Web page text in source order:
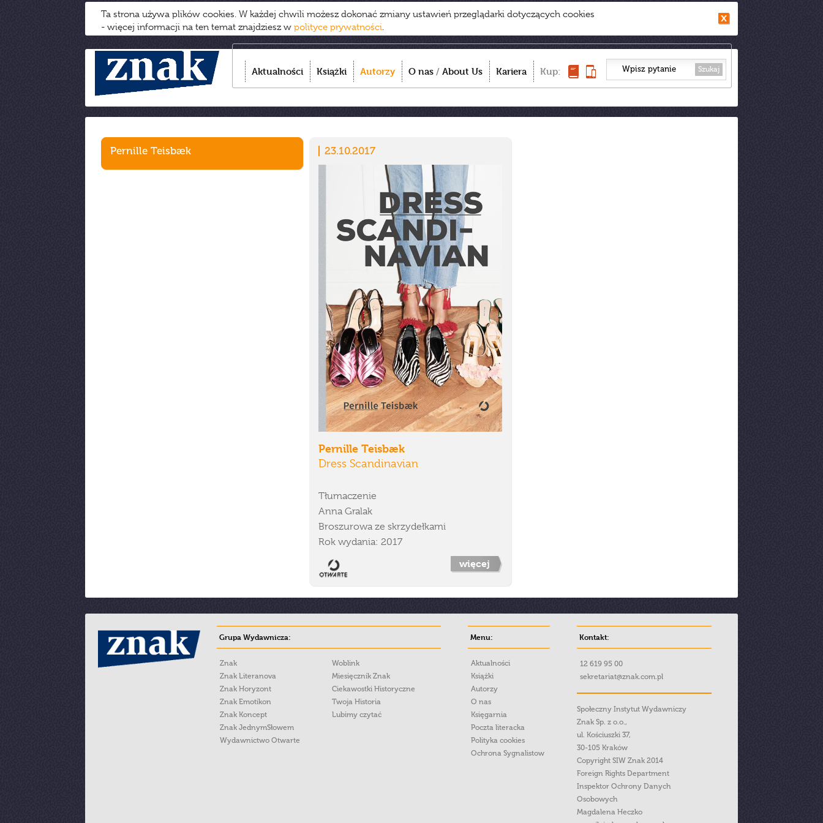
Ta strona używa plików cookies. W każdej chwili możesz dokonać zmiany ustawień przeglądarki dotyczących cookies
- więcej informacji na ten temat znajdziesz w polityce prywatności.
Aktualności Książki Autorzy O nas / About Us Kariera Kup: Szukaj
Pernille Teisbæk 23.10.2017
Pernille Teisbæk
Dress Scandinavian
Tłumaczenie
Anna Gralak
Broszurowa ze skrzydełkami
Rok wydania: 2017
więcej
Grupa Wydawnicza:
Znak
Znak Literanova
Znak Horyzont
Znak Emotikon
Znak Koncept
Znak JednymSłowem
Wydawnictwo Otwarte
Woblink
Miesięcznik Znak
Ciekawostki Historyczne
Twoja Historia
Lubimy czytać
Menu:
Aktualności
Książki
Autorzy
O nas
Księgarnia
Poczta literacka
Polityka cookies
Ochrona Sygnalistow
Kontakt:
12 619 95 00
sekretariat@znak.com.pl
Społeczny Instytut Wydawniczy
Znak Sp. z o.o.,
ul. Kościuszki 37,
30-105 Kraków
Copyright SIW Znak 2014
Foreign Rights Department
Inspektor Ochrony Danych
Osobowych
Magdalena Heczko